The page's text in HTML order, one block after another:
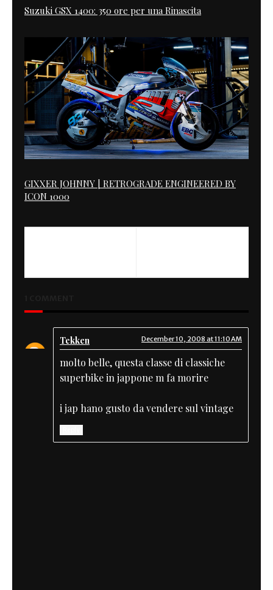
Suzuki GSX 1400: 350 ore per una Rinascita
GIXXER JOHNNY | RETROGRADE ENGINEERED BY
ICON 1000
Tekken December 10, 2008 at 11:10 AM
molto belle, questa classe di classiche
superbike in jappone m fa morire
i jap hano gusto da vendere sul vintage